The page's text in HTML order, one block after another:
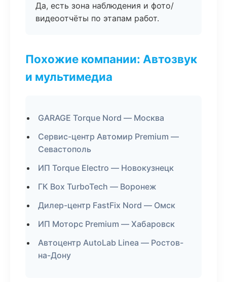
Да, есть зона наблюдения и фото/
видеоотчёты по этапам работ.
Похожие компании: Автозвук
и мультимедиа
GARAGE Torque Nord — Москва
Сервис-центр Автомир Premium —
Севастополь
ИП Torque Electro — Новокузнецк
ГК Box TurboTech — Воронеж
Дилер-центр FastFix Nord — Омск
ИП Моторс Premium — Хабаровск
Автоцентр AutoLab Linea — Ростов-
на-Дону